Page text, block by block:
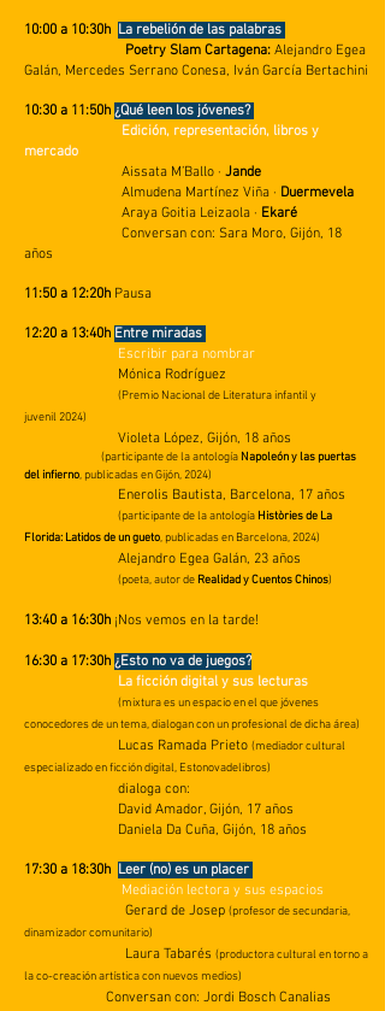
10:00 a 10:30h La rebelión de las palabras
Poetry Slam Cartagena: Alejandro Egea
Galán, Mercedes Serrano Conesa, Iván García Bertachini
10:30 a 11:50h ¿Qué leen los jóvenes?
Edición, representación, libros y
mercado
Aissata M’Ballo · Jande
Almudena Martínez Viña · Duermevela
Araya Goitia Leizaola · Ekaré
Conversan con: Sara Moro, Gijón, 18
años
11:50 a 12:20h Pausa
12:20 a 13:40h Entre miradas
Escribir para nombrar
Mónica Rodríguez
(Premio Nacional de Literatura infantil y
juvenil 2024)
Violeta López, Gijón, 18 años
(participante de la antología Napoleón y las puertas
del infierno, publicadas en Gijón, 2024)
Enerolis Bautista, Barcelona, 17 años
(participante de la antología Històries de La
Florida: Latidos de un gueto, publicadas en Barcelona, 2024)
Alejandro Egea Galán, 23 años
(poeta, autor de Realidad y Cuentos Chinos)
13:40 a 16:30h ¡Nos vemos en la tarde!
16:30 a 17:30h ¿Esto no va de juegos?
La ficción digital y sus lecturas
(mixtura es un espacio en el que jóvenes
conocedores de un tema, dialogan con un profesional de dicha área)
Lucas Ramada Prieto (mediador cultural
especializado en ficción digital, Estonovadelibros)
dialoga con:
David Amador, Gijón, 17 años
Daniela Da Cuña, Gijón, 18 años
17:30 a 18:30h Leer (no) es un placer
Mediación lectora y sus espacios
Gerard de Josep (profesor de secundaria,
dinamizador comunitario)
Laura Tabarés (productora cultural en torno a
la co-creación artística con nuevos medios)
Conversan con: Jordi Bosch Canalias